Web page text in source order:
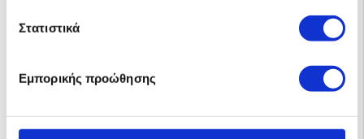
Στατιστικά
Εμπορικής προώθησης